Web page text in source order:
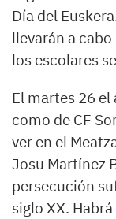
Día del
llevarán a
los escolares
El martes 26
como de CF
ver en el
Josu Martínez
persecución
siglo XX.